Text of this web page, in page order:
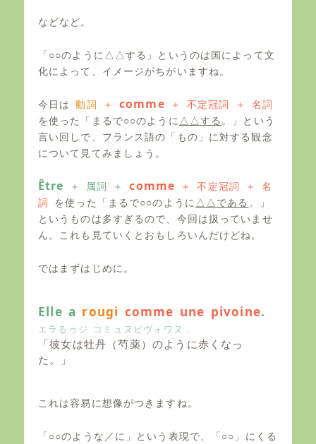
などなど。
「○○のように△△する」というのは国によって文
化によって、イメージがちがいますね。
今日は動詞 ＋ comme
＋ 不定冠詞 ＋ 名詞
を使った「まるで○○のように △△する 。」という
言い回しで、フランス語の「もの」に対する観念
について見てみましょう。
Être ＋ 属詞 ＋ comme
＋ 不定冠詞 ＋ 名
詞 を使った「まるで○○のように △△である 。」
というものは多すぎるので、今回は扱っていませ
ん。これも見ていくとおもしろいんだけどね。
ではまずはじめに。
Elle a rougi comme une pivoine.
エラるゥジ コミュヌピヴォワヌ．
「彼女は牡丹（芍薬）のように赤くなっ
た。」
これは容易に想像がつきますね。
「○○のような／に」という表現で、「○○」にくる